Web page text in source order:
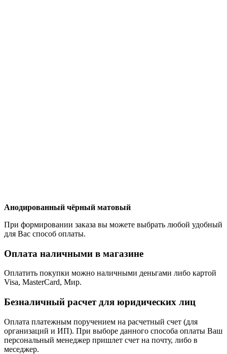
Анодированный чёрный матовый
При формировании заказа вы можете выбрать любой удобный
для Вас способ оплаты.
Оплата наличными в магазине
Оплатить покупки можно наличными деньгами либо картой
Visa, MasterCard, Мир.
Безналичный расчет для юридических лиц
Оплата платежным поручением на расчетный счет (для
организаций и ИП). При выборе данного способа оплаты Ваш
персональный менеджер пришлет счет на почту, либо в
меседжер.